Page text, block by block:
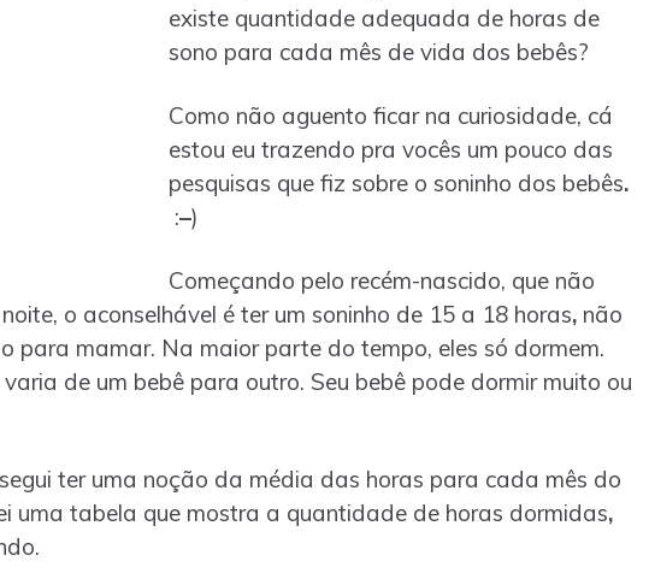
existe quantidade adequada de horas de
sono para cada mês de vida dos bebês?
Como não aguento ficar na curiosidade, cá
estou eu trazendo pra vocês um pouco das
pesquisas que fiz sobre o soninho dos bebês.
:–)
Começando pelo recém-nascido, que não
o aconselhável é ter um soninho de 15 a 18 horas, não
para mamar. Na maior parte do tempo, eles só dormem.
de um bebê para outro. Seu bebê pode dormir muito ou
ter uma noção da média das horas para cada mês do
uma tabela que mostra a quantidade de horas dormidas,